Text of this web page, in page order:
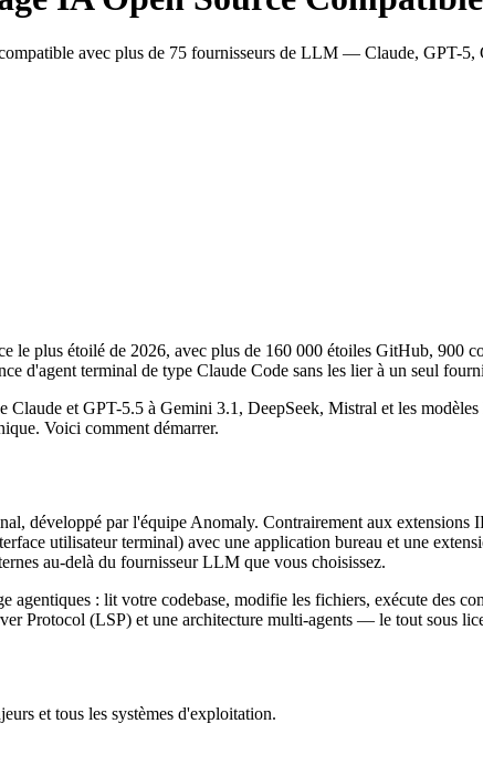
avec plus de 75 fournisseurs de LLM — Claude, GPT-
le plus étoilé de 2026, avec plus de 160 000 étoiles GitHub,
d'agent terminal de type Claude Code sans les lier à un seul
et GPT-5.5 à Gemini 3.1, DeepSeek, Mistral et les
Voici comment démarrer.
développé par l'équipe Anomaly. Contrairement aux
utilisateur terminal) avec une application bureau et une
au-delà du fournisseur LLM que vous choisissez.
agentiques : lit votre codebase, modifie les fichiers, exécute des
Protocol (LSP) et une architecture multi-agents — le tout sous
et tous les systèmes d'exploitation.